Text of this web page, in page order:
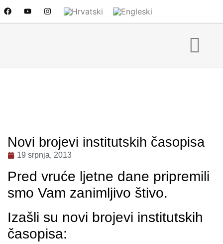
Novi brojevi institutskih časopisa
19 srpnja, 2013
Pred vruće ljetne dane pripremili
smo Vam zanimljivo štivo.
Izašli su novi brojevi institutskih
časopisa: